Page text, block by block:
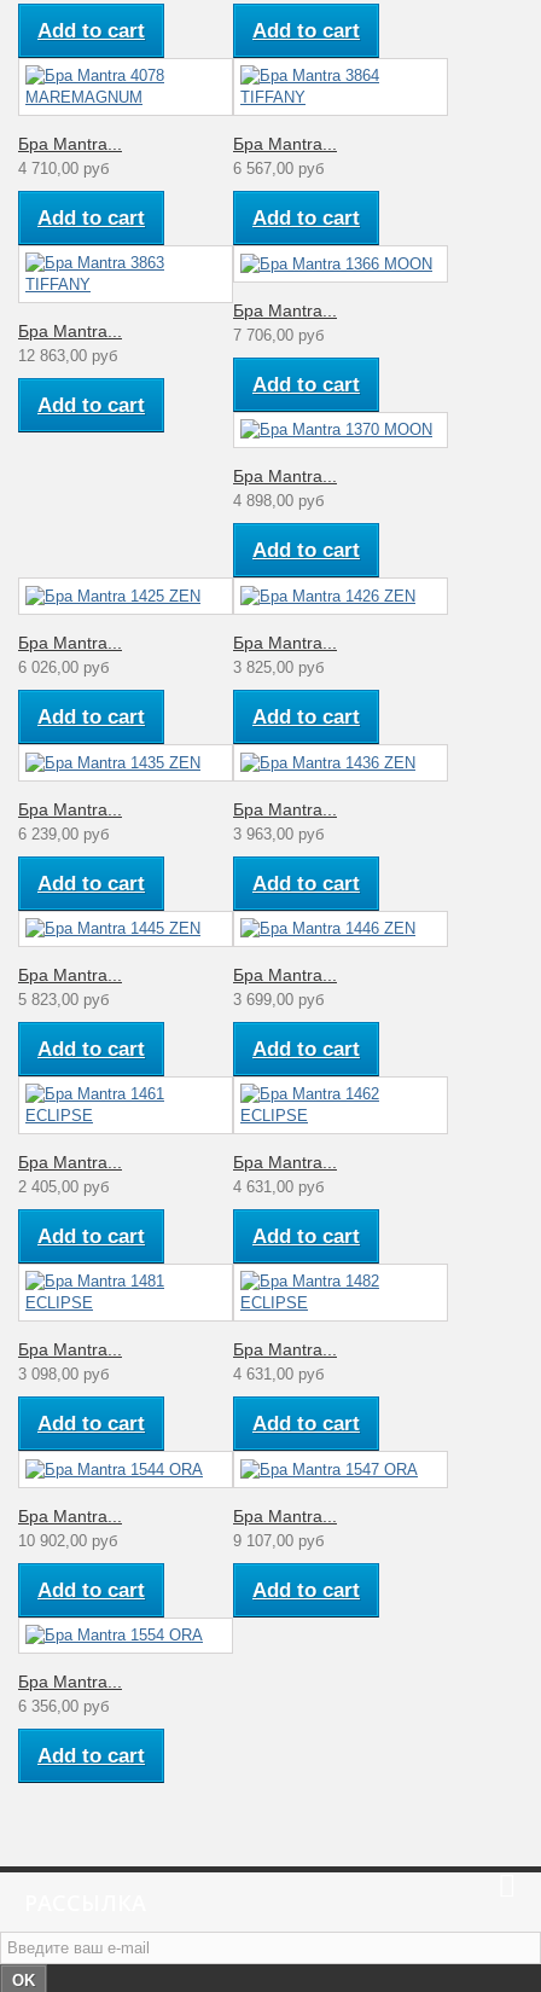
Add to cart Add to cart
Бра Mantra...
4 710,00 руб
Add to cart
Бра Mantra...
6 567,00 руб
Add to cart
Бра Mantra...
12 863,00 руб
Add to cart
Бра Mantra...
7 706,00 руб
Add to cart
Бра Mantra...
4 898,00 руб
Add to cart
Бра Mantra...
6 026,00 руб
Add to cart
Бра Mantra...
3 825,00 руб
Add to cart
Бра Mantra...
6 239,00 руб
Add to cart
Бра Mantra...
3 963,00 руб
Add to cart
Бра Mantra...
5 823,00 руб
Add to cart
Бра Mantra...
3 699,00 руб
Add to cart
Бра Mantra...
2 405,00 руб
Add to cart
Бра Mantra...
4 631,00 руб
Add to cart
Бра Mantra...
3 098,00 руб
Add to cart
Бра Mantra...
4 631,00 руб
Add to cart
Бра Mantra...
10 902,00 руб
Add to cart
Бра Mantra...
9 107,00 руб
Add to cart
Бра Mantra...
6 356,00 руб
Add to cart
OK